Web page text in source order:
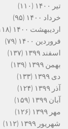
تیر ۱۴۰۰
(۱۱۰)
خرداد ۱۴۰۰
(۹۵)
اردیبهشت ۱۴۰۰
(۱۱۸)
فروردین ۱۴۰۰
(۷۹)
اسفند ۱۳۹۹
(۱۳۷)
بهمن ۱۳۹۹
(۱۳۹)
دی ۱۳۹۹
(۱۳۳)
آذر ۱۳۹۹
(۱۲۴)
آبان ۱۳۹۹
(۱۵۹)
مهر ۱۳۹۹
(۱۲۶)
شهریور ۱۳۹۹
(۱۱۲)